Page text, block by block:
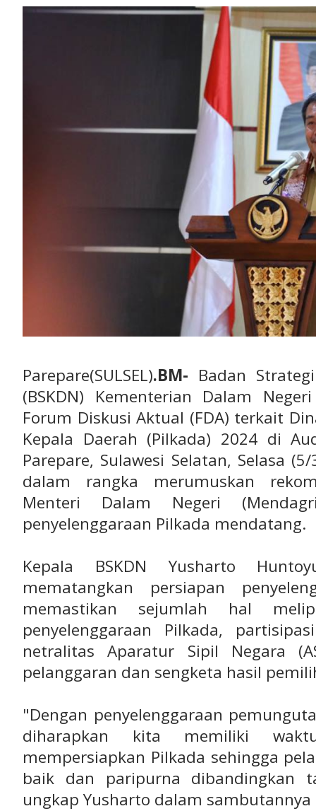
Parepare(SULSEL).BM- Badan
(BSKDN) Kementerian Dalam
Forum Diskusi Aktual (FDA) terkait
Kepala Daerah (Pilkada) 2024 di
Parepare, Sulawesi Selatan, Selasa
dalam rangka merumuskan
Menteri Dalam Negeri
penyelenggaraan Pilkada mendatang.
Kepala BSKDN Yusharto
mematangkan persiapan
memastikan sejumlah hal
penyelenggaraan Pilkada,
netralitas Aparatur Sipil Negara
pelanggaran dan sengketa hasil
"Dengan penyelenggaraan
diharapkan kita memiliki
mempersiapkan Pilkada sehingga
baik dan paripurna dibandingkan
ungkap Yusharto dalam